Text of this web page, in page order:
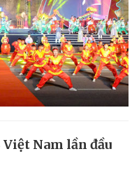
Việt Nam lần đầu